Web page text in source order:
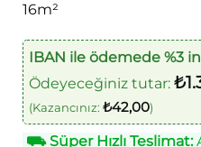
16m²
IBAN ile ödemede %3
Ödeyeceğiniz tutar: ₺
(Kazancınız: ₺42,00)
⛟Süper Hızlı Teslimat: